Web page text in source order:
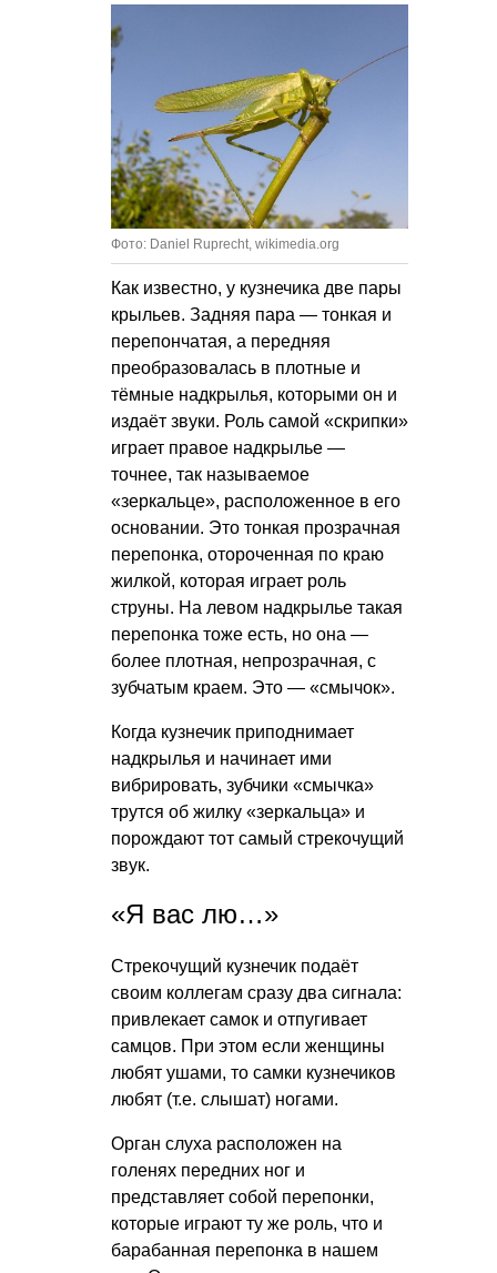
Фото: Daniel Ruprecht, wikimedia.org
Как известно, у кузнечика две пары
крыльев. Задняя пара — тонкая и
перепончатая, а передняя
преобразовалась в плотные и
тёмные надкрылья, которыми он и
издаёт звуки. Роль самой «скрипки»
играет правое надкрылье —
точнее, так называемое
«зеркальце», расположенное в его
основании. Это тонкая прозрачная
перепонка, отороченная по краю
жилкой, которая играет роль
струны. На левом надкрылье такая
перепонка тоже есть, но она —
более плотная, непрозрачная, с
зубчатым краем. Это — «смычок».
Когда кузнечик приподнимает
надкрылья и начинает ими
вибрировать, зубчики «смычка»
трутся об жилку «зеркальца» и
порождают тот самый стрекочущий
звук.
«Я вас лю…»
Стрекочущий кузнечик подаёт
своим коллегам сразу два сигнала:
привлекает самок и отпугивает
самцов. При этом если женщины
любят ушами, то самки кузнечиков
любят (т.е. слышат) ногами.
Орган слуха расположен на
голенях передних ног и
представляет собой перепонки,
которые играют ту же роль, что и
барабанная перепонка в нашем